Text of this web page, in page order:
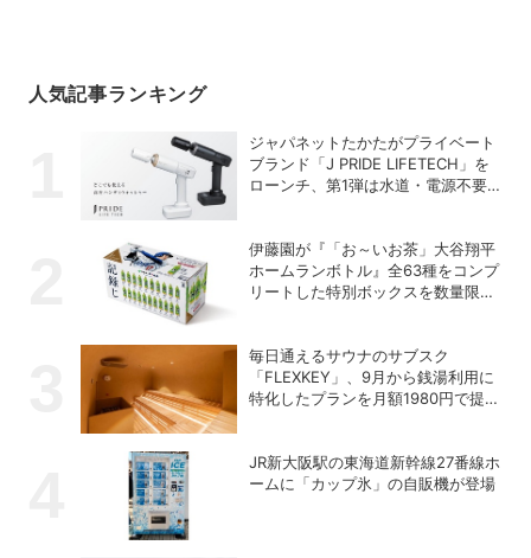
人気記事ランキング
ジャパネットたかたがプライベート
ブランド「J PRIDE LIFETECH」を
ローンチ、第1弾は水道・電源不要
伊藤園が『「お～いお茶」大谷翔平
ホームランボトル』全63種をコンプ
リートした特別ボックスを数量限定
毎日通えるサウナのサブスク
「FLEXKEY」、9月から銭湯利用に
特化したプランを月額1980円で提供
JR新大阪駅の東海道新幹線27番線ホ
ームに「カップ氷」の自販機が登場